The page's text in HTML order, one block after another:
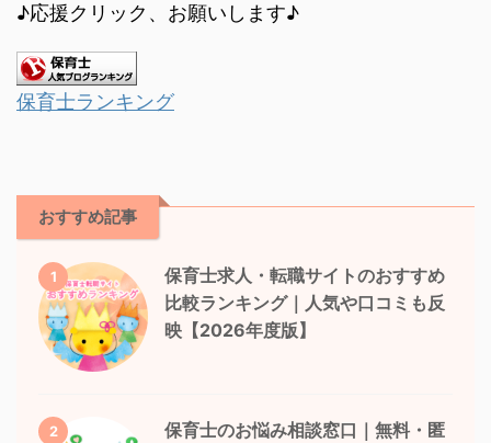
♪応援クリック、お願いします♪
保育士ランキング
おすすめ記事
1
保育士求人・転職サイトのおすすめ
比較ランキング｜人気や口コミも反
映【2026年度版】
2
保育士のお悩み相談窓口｜無料・匿